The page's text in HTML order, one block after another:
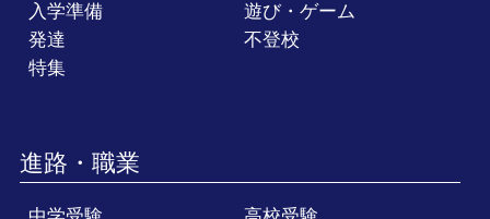
入学準備
遊び・ゲーム
発達
不登校
特集
進路・職業